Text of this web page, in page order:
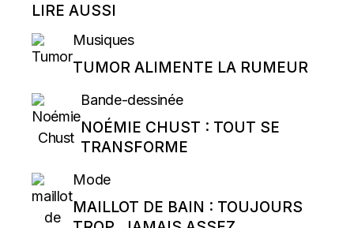
LIRE AUSSI
Musiques
TUMOR ALIMENTE LA RUMEUR
Bande-dessinée
NOÉMIE CHUST : TOUT SE
TRANSFORME
Mode
MAILLOT DE BAIN : TOUJOURS